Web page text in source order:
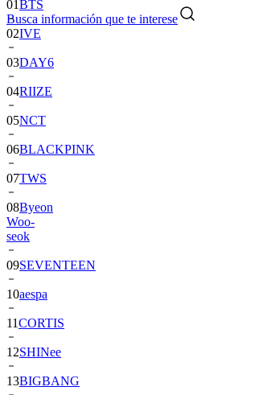
Busca información que te interese
02IVE
03DAY6
04RIIZE
05NCT
06BLACKPINK
07TWS
08Byeon
Woo-
seok
09SEVENTEEN
10aespa
11CORTIS
12SHINee
13BIGBANG
14ALPHA